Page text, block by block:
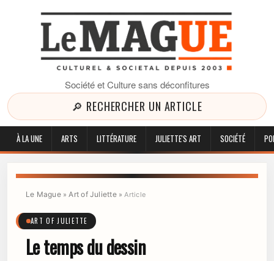
Société et Culture sans déconfitures
🔎 RECHERCHER UN ARTICLE
À LA UNE ARTS LITTÉRATURE JULIETTE'S ART SOCIÉTÉ
Le Mague»Art of Juliette »Article
ART OF JULIETTE
Le temps du dessin